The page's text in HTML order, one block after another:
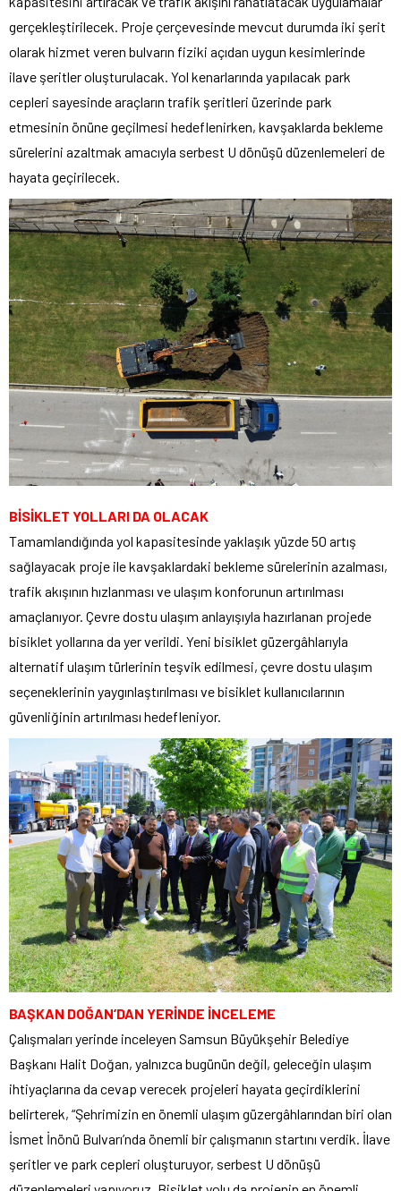
gerçekleştirilecek. Proje çerçevesinde mevcut durumda iki şerit
olarak hizmet veren bulvarın fiziki açıdan uygun kesimlerinde
ilave şeritler oluşturulacak. Yol kenarlarında yapılacak park
cepleri sayesinde araçların trafik şeritleri üzerinde park
etmesinin önüne geçilmesi hedeflenirken, kavşaklarda bekleme
sürelerini azaltmak amacıyla serbest U dönüşü düzenlemeleri de
hayata geçirilecek.
BİSİKLET YOLLARI DA OLACAK
Tamamlandığında yol kapasitesinde yaklaşık yüzde 50 artış
sağlayacak proje ile kavşaklardaki bekleme sürelerinin azalması,
trafik akışının hızlanması ve ulaşım konforunun artırılması
amaçlanıyor. Çevre dostu ulaşım anlayışıyla hazırlanan projede
bisiklet yollarına da yer verildi. Yeni bisiklet güzergâhlarıyla
alternatif ulaşım türlerinin teşvik edilmesi, çevre dostu ulaşım
seçeneklerinin yaygınlaştırılması ve bisiklet kullanıcılarının
güvenliğinin artırılması hedefleniyor.
BAŞKAN DOĞAN’DAN YERİNDE İNCELEME
Çalışmaları yerinde inceleyen Samsun Büyükşehir Belediye
Başkanı Halit Doğan, yalnızca bugünün değil, geleceğin ulaşım
ihtiyaçlarına da cevap verecek projeleri hayata geçirdiklerini
belirterek, “Şehrimizin en önemli ulaşım güzergâhlarından biri olan
İsmet İnönü Bulvarı’nda önemli bir çalışmanın startını verdik. İlave
şeritler ve park cepleri oluşturuyor, serbest U dönüşü